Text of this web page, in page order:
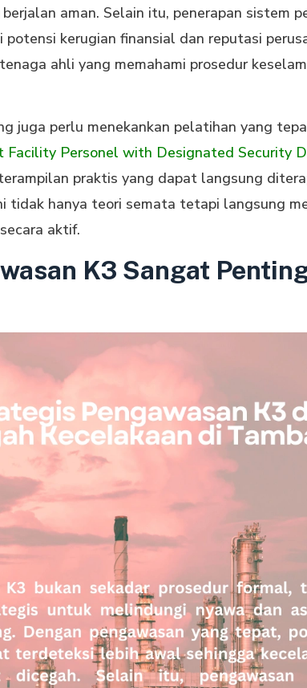
aman. Selain itu, penerapan sistem
kerugian finansial dan reputasi
ahli yang memahami prosedur
juga perlu menekankan pelatihan yang
Facility Personel with Designated Security
praktis yang dapat langsung
tidak hanya teori semata tetapi langsung
aktif.
K3 Sangat